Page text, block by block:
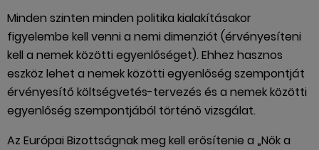
Minden szinten minden politika kialakításakor
figyelembe kell venni a nemi dimenziót (érvényesíteni
kell a nemek közötti egyenlőséget). Ehhez hasznos
eszköz lehet a nemek közötti egyenlőség szempontját
érvényesítő költségvetés-tervezés és a nemek közötti
egyenlőség szempontjából történő vizsgálat.
Az Európai Bizottságnak meg kell erősítenie a „Nők a